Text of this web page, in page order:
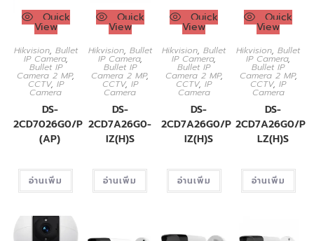
Quick
View
Hikvision, Bullet
IP Camera,
Bullet IP
Camera 2 MP,
CCTV, IP
Camera
DS-
2CD7026G0/P-
(AP)
อ่านเพิ่ม
Quick
View
Hikvision, Bullet
IP Camera,
Bullet IP
Camera 2 MP,
CCTV, IP
Camera
DS-
2CD7A26G0-
IZ(H)S
อ่านเพิ่ม
Quick
View
Hikvision,Bullet
IP Camera,
Bullet IP
Camera 2 MP,
CCTV,IP
Camera
DS-
2CD7A26G0/P-
IZ(H)S
อ่านเพิ่ม
Quick
View
Hikvision,Bullet
IP Camera,
Bullet IP
Camera 2 MP,
CCTV,IP
Camera
DS-
2CD7A26G0/P-
LZ(H)S
อ่านเพิ่ม